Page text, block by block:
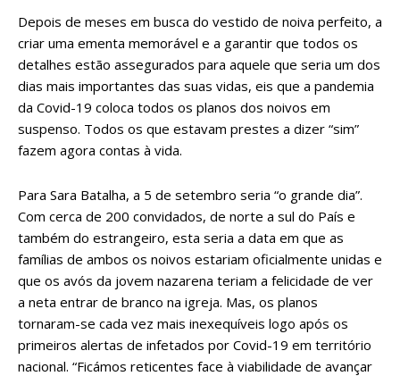
Depois de meses em busca do vestido de noiva perfeito, a
criar uma ementa memorável e a garantir que todos os
detalhes estão assegurados para aquele que seria um dos
dias mais importantes das suas vidas, eis que a pandemia
da Covid-19 coloca todos os planos dos noivos em
suspenso. Todos os que estavam prestes a dizer “sim”
fazem agora contas à vida.
Para Sara Batalha, a 5 de setembro seria “o grande dia”.
Com cerca de 200 convidados, de norte a sul do País e
também do estrangeiro, esta seria a data em que as
famílias de ambos os noivos estariam oficialmente unidas e
que os avós da jovem nazarena teriam a felicidade de ver
a neta entrar de branco na igreja. Mas, os planos
tornaram-se cada vez mais inexequíveis logo após os
primeiros alertas de infetados por Covid-19 em território
nacional. “Ficámos reticentes face à viabilidade de avançar